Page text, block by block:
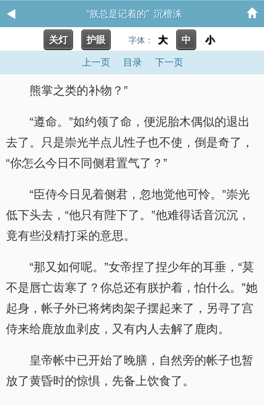
“朕总是记着的” 沉檀洙
关灯 护眼 字体： 大 中 小
上一页 目录 下一页
熊掌之类的补物？”
“遵命。”如约领了命，便泥胎木偶似的退出
去了。只是崇光半点儿性子也不使，倒是奇了，
“你怎么今日不同侧君置气了？”
“臣侍今日见着侧君，忽地觉他可怜。”崇光
低下头去，“他只有陛下了。”他难得话音沉沉，
竟有些没精打采的意思。
“那又如何呢。”女帝捏了捏少年的耳垂，“莫
不是唇亡齿寒了？你总还有朕护着，怕什么。”她
起身，帐子外已将烤肉架子摆起来了，另寻了宫
侍来给鹿放血剥皮，又有内人去解了鹿肉。
皇帝帐中已开始了晚膳，自然旁的帐子也暂
放了黄昏时的惊惧，先备上饮食了。